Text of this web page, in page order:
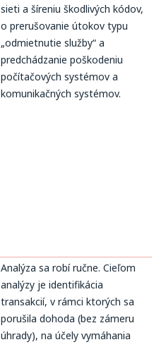
sieti a šíreniu škodlivých kódov,
o prerušovanie útokov typu
„odmietnutie služby“ a
predchádzanie poškodeniu
počítačových systémov a
komunikačných systémov.
Analýza sa robí ručne. Cieľom
analýzy je identifikácia
transakcií, v rámci ktorých sa
porušila dohoda (bez zámeru
úhrady), na účely vymáhania